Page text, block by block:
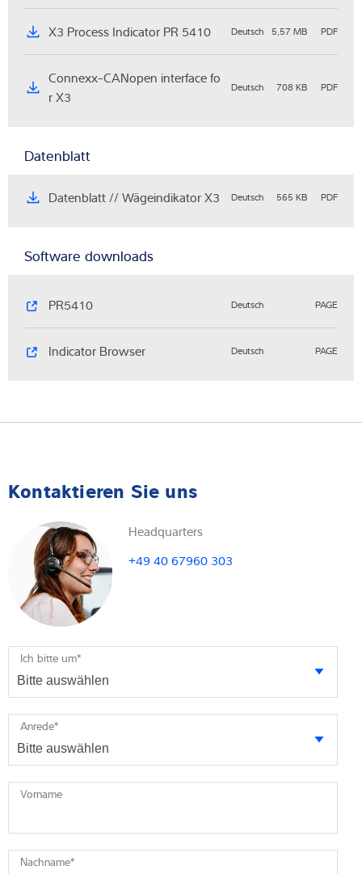
X3 Process Indicator PR 5410 Deutsch 5,57 MB PDF
Connexx-CANopen interface fo
r X3
Deutsch 708 KB PDF
Datenblatt
Datenblatt // Wägeindikator X3 Deutsch 565 KB PDF
Software downloads
PR5410 Deutsch PAGE
Indicator Browser Deutsch PAGE
Kontaktieren Sie uns
Headquarters
+49 40 67960 303
Ich bitte um*
Anrede*
Vorname
Nachname*